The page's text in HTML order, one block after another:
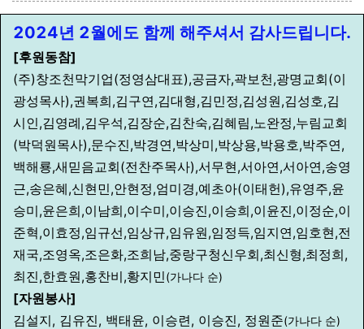
2024년 2월에도 함께 해주셔서 감사드립니다.
[후원동참]
(주)창조천막기업(정영삼대표),공금자,곽보천,광명교회(이
광성목사),권복희,김구연,김대형,김민정,김성원,김성호,김
시인,김영례,김우석,김장순,김찬숙,김혜림,노완정,누림교회
(박덕원목사),문수진,박경연,박상미,박상용,박용호,박주연,
백해룡,새믿음교회(전찬주목사),서무현,서아연,서아연,송영
근,송은혜,신현민,안현정,엄미경,예초아(이태헌),유영주,윤
승미,윤은희,이남희,이수미,이승진,이승희,이윤진,이정순,이
준혁,이효정,임규선,임상규,임유원,임정득,임지연,임호현,전
재국,조영옥,조은화,조희남,중랑구청신우회,최신형,최정희,
최진,한효원,홍찬비,황지민(가나다 순)
[자원봉사]
김설지, 김유진, 백태윤, 이승련, 이승진, 정원준(가나다 순)